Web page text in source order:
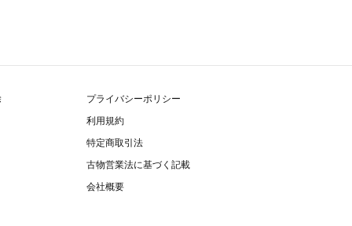
プライバシーポリシー
利用規約
特定商取引法
古物営業法に基づく記載
会社概要